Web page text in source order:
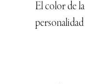
El color de la
personalidad